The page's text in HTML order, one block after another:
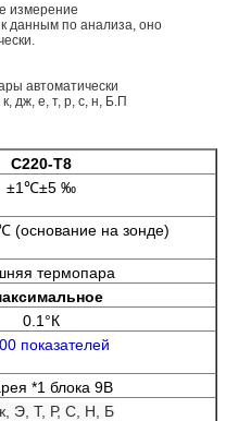
измерение
данным по анализа, оно
автоматически
дж, е, т, р, с, н, Б.П
С220-Т8
±1℃±5 ‰
(основание на зонде)
термопара
0.1°К
показателей
*1 блока 9В
Э, Т, Р, С, Н, Б